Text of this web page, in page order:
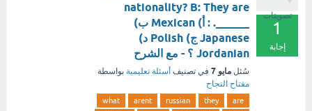
تصويتات
1
إجابة
nationality? B: They are
______. : أ) Mexican ب)
Japanese ج) Polish د)
Jordanian ؟ - مع الشرح
سُئل مايو 7 في تصنيف أسئلة تعليمية بواسطة
مفتاح النجاح
are
they
russian
arent
what